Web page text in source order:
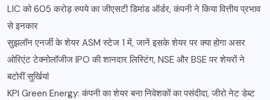
LIC को 605 करोड़ रुपये का जीएसटी डिमांड ऑर्डर, कंपनी ने किया वित्तीय प्रभाव
से इनकार
सुझलॉन एनर्जी के शेयर ASM स्टेज 1 में, जानें इसके शेयर पर क्या होगा असर
ओरिएंट टेक्नोलॉजीज IPO की शानदार लिस्टिंग, NSE और BSE पर शेयरों ने
बटोरीं सुर्खियां
KPI Green Energy: कंपनी का शेयर बना निवेशकों का पसंदीदा, जीरो नेट डेब्ट